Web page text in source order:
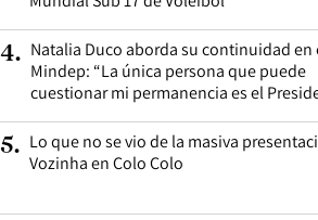
4. Natalia Duco aborda su continuidad en
Mindep: “La única persona que puede
cuestionar mi permanencia es el
5. Lo que no se vio de la masiva
Vozinha en Colo Colo